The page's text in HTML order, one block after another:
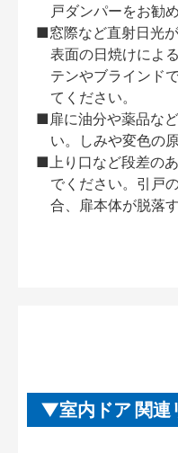
戸ダンパーをお勧
■窓際など直射日光
表面の日焼けによ
テンやブラインド
てください。
■扉に油分や薬品な
い。しみや変色の
■上り口など段差の
でください。引戸
合、扉本体が脱落
室内ドア 関連